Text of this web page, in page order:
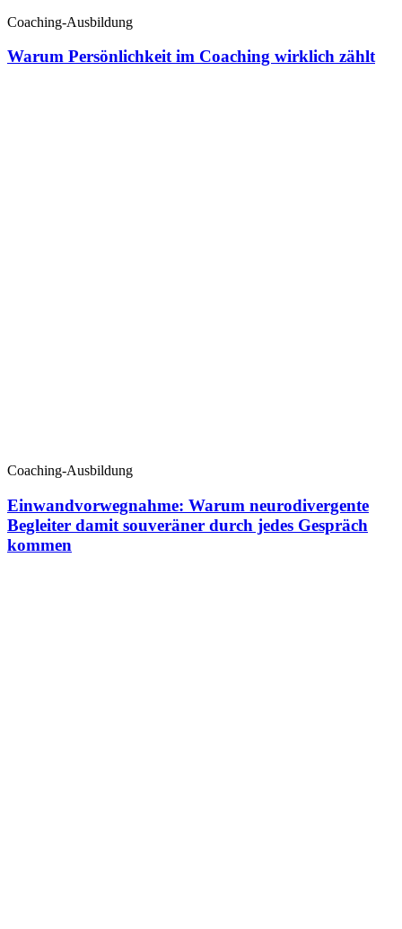
Coaching-Ausbildung
Warum Persönlichkeit im Coaching wirklich zählt
Coaching-Ausbildung
Einwandvorwegnahme: Warum neurodivergente
Begleiter damit souveräner durch jedes Gespräch
kommen